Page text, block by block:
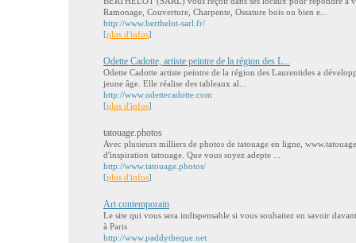
Ramonage, Couverture, Charpente, Ossature bois ou bien e...
http://www.berthelot-sarl.fr/
[plus d'infos]
Odette Cadotte, artiste peintre de la région des L...
Odette Cadotte artiste peintre de la région des Laurentides a
jeune âge. Elle réalise des tableaux al...
http://www.odettecadotte.com
[plus d'infos]
tatouage.photos
Avec plusieurs milliers de photos de tatouage en ligne,
d'inspiration tatouage. Que vous soyez adepte ...
http://www.tatouage.photos/
[plus d'infos]
Art contemporain
Le site qui vous sera indispensable si vous souhaitez en savoir
à Paris
http://www.paddytheque.net